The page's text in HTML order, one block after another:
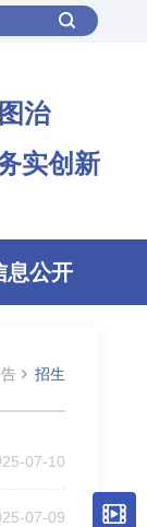
治
实创新
息公开
招生
07-10
07-09